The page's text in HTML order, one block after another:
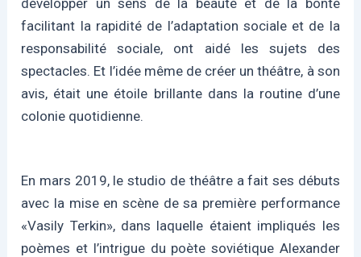
développer un sens de la beauté et de la bonté
facilitant la rapidité de l’adaptation sociale et de la
responsabilité sociale, ont aidé les sujets des
spectacles. Et l’idée même de créer un théâtre, à son
avis, était une étoile brillante dans la routine d’une
colonie quotidienne.
En mars 2019, le studio de théâtre a fait ses débuts
avec la mise en scène de sa première performance
«Vasily Terkin», dans laquelle étaient impliqués les
poèmes et l’intrigue du poète soviétique Alexander